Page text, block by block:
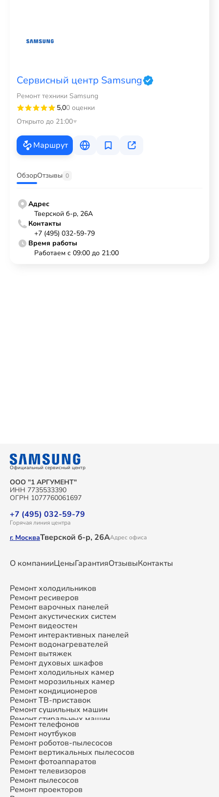
Сервисный центр Samsung
Ремонт техники Samsung
5,00 оценки
Открыто до 21:00
Маршрут
ОбзорОтзывы 0
Адрес
Тверской б-р, 26А
Контакты
+7 (495) 032-59-79
Время работы
Работаем с 09:00 до 21:00
Официальный сервисный центр
ООО "1 АРГУМЕНТ"
ИНН 7735533390
ОГРН 1077760061697
+7 (495) 032-59-79
Горячая линия центра
г. МоскваТверской б-р, 26ААдрес офиса
О компанииЦеныГарантияОтзывыКонтакты
Ремонт холодильников
Ремонт ресиверов
Ремонт варочных панелей
Ремонт акустических систем
Ремонт видеостен
Ремонт интерактивных панелей
Ремонт водонагревателей
Ремонт вытяжек
Ремонт духовых шкафов
Ремонт холодильных камер
Ремонт морозильных камер
Ремонт кондиционеров
Ремонт ТВ-приставок
Ремонт сушильных машин
Ремонт стиральных машин
Ремонт микроволновых печей
Ремонт смарт-часов
Ремонт атс
Ремонт сплит-систем
Ремонт телефонов
Ремонт ноутбуков
Ремонт роботов-пылесосов
Ремонт вертикальных пылесосов
Ремонт фотоаппаратов
Ремонт телевизоров
Ремонт пылесосов
Ремонт проекторов